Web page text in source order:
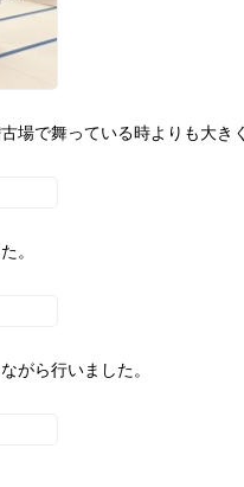
場で舞っている時よりも大き
。
がら行いました。